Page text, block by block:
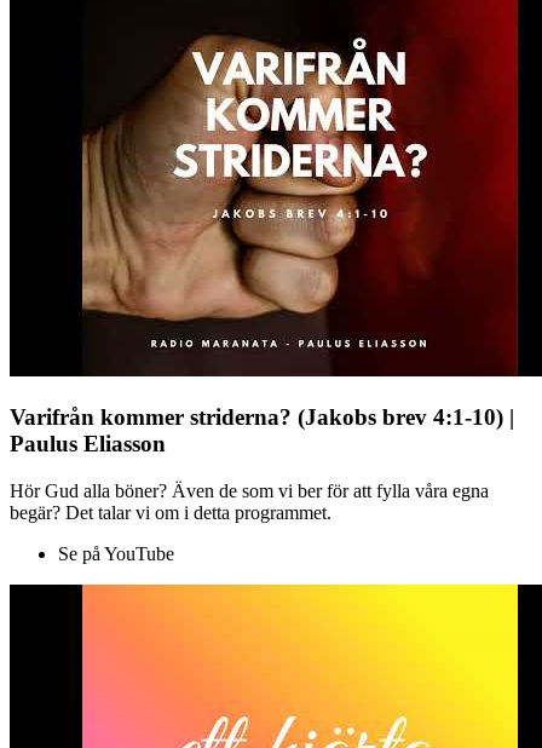
Varifrån kommer striderna? (Jakobs brev 4:1-10) |
Paulus Eliasson
Hör Gud alla böner? Även de som vi ber för att fylla våra egna
begär? Det talar vi om i detta programmet.
Se på YouTube